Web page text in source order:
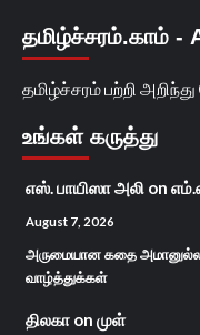
தமிழ்ச்சரம்.காம் -
தமிழ்ச்சரம் பற்றி
உங்கள் கருத்து
எஸ். பாயிஸா அலி on
August 7, 2026
அருமையான கதை
வாழ்த்துக்கள்
திலகா on முள்